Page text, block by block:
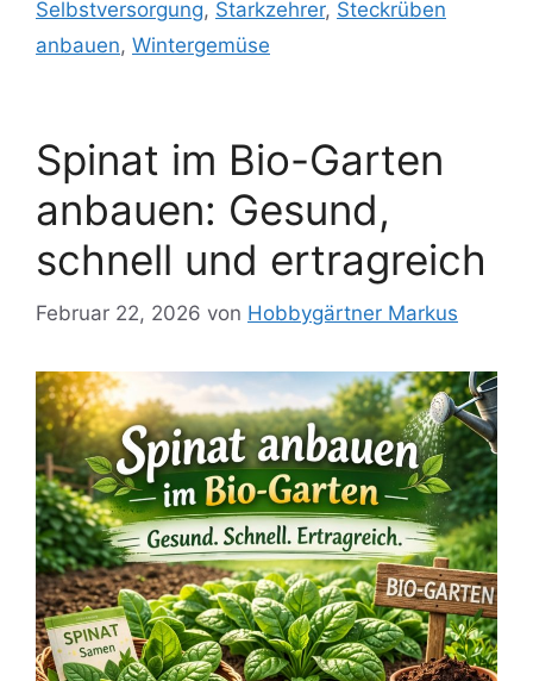
Selbstversorgung, Starkzehrer, Steckrüben
anbauen, Wintergemüse
Spinat im Bio-Garten
anbauen: Gesund,
schnell und ertragreich
Februar 22, 2026 von Hobbygärtner Markus